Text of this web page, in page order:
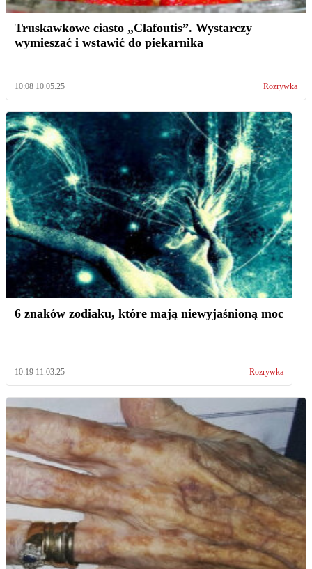
Truskawkowe ciasto „Clafoutis”. Wystarczy
wymieszać i wstawić do piekarnika
10:08 10.05.25 Rozrywka
6 znaków zodiaku, które mają niewyjaśnioną moc
10:19 11.03.25 Rozrywka